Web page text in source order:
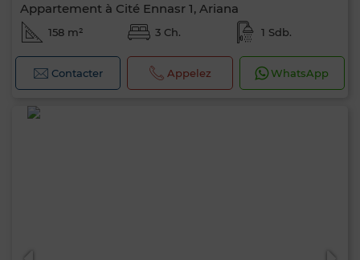
Appartement à Cité Ennasr 1, Ariana
158 m² 3 Ch. 1 Sdb.
Contacter Appelez WhatsApp